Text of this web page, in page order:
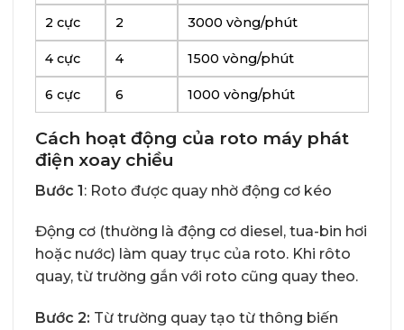
2 cực 2 3000 vòng/phút
4 cực 4 1500 vòng/phút
6 cực 6 1000 vòng/phút
Cách hoạt động của roto máy phát
điện xoay chiều
Bước 1: Roto được quay nhờ động cơ kéo
Động cơ (thường là động cơ diesel, tua-bin hơi
hoặc nước) làm quay trục của roto. Khi rôto
quay, từ trường gắn với roto cũng quay theo.
Bước 2: Từ trường quay tạo từ thông biến